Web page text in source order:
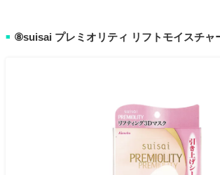
■ ⑧suisai プレミオリティ リフトモイスチャ